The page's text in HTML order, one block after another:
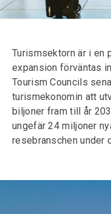
Turismsektorn är i en
expansion förväntas
Tourism Councils
turismekonomin att
biljoner fram till år
ungefär 24 miljoner
resebranschen under